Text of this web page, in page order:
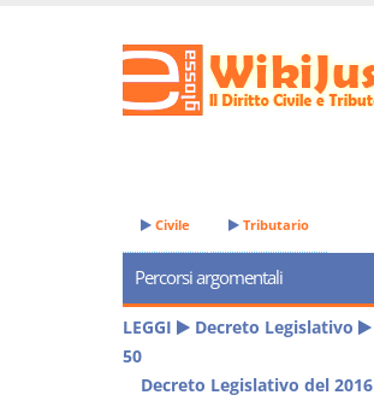
Civile Tributario
Percorsi argomentali
LEGGI Decreto Legislativo
50
Decreto Legislativo del 2016